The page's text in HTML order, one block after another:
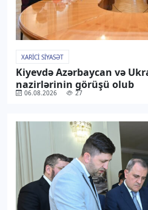
XARICI SIYASƏT
Kiyevdə Azərbaycan və
nazirlərinin görüşü olub
06.08.2026 27